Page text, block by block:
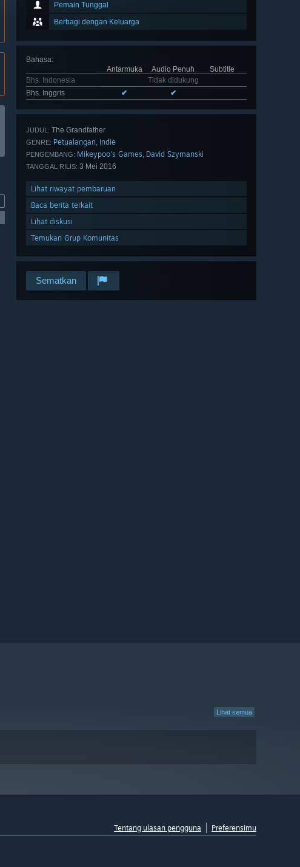
Pemain Tunggal
Berbagi dengan Keluarga
Bahasa:
Antarmuka
Audio Penuh
Subtitle
Bhs. Indonesia
Tidak didukung
Bhs. Inggris
✔ ✔
JUDUL: The Grandfather
GENRE: Petualangan, Indie
PENGEMBANG: Mikeypoo's Games, David Szymanski
TANGGAL RILIS: 3 Mei 2016
Lihat riwayat pembaruan
Baca berita terkait
Lihat diskusi
Temukan Grup Komunitas
Sematkan
Lihat semua
Tentang ulasan pengguna Preferensimu